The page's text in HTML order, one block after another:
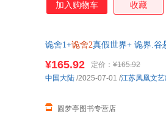
加入购物车 收藏
诡舍1+诡舍2真假世界+ 诡界.谷
¥165.92 定价： ¥165.92
圆梦亭图书专营店
中国大陆 /2025-07-01 /江苏凤凰文